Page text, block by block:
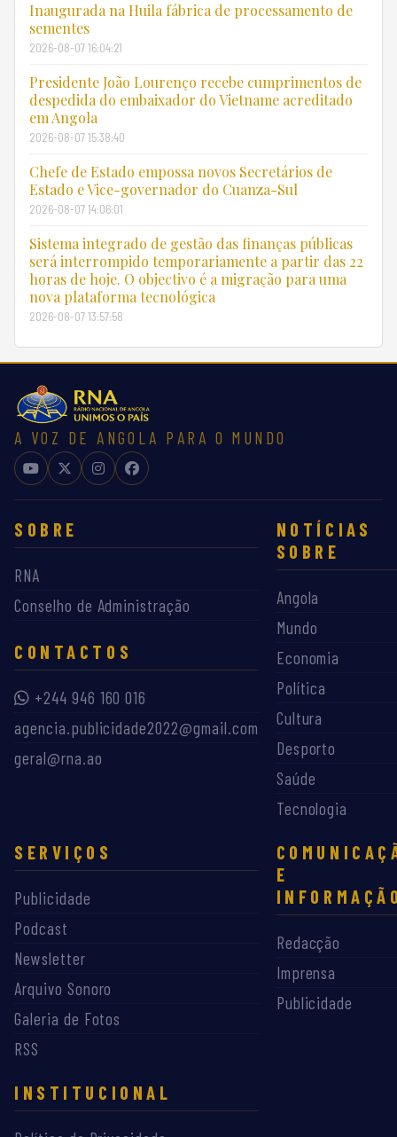
Inaugurada na Huila fábrica de processamento de
sementes
2026-08-07 16:04:21
Presidente João Lourenço recebe cumprimentos de
despedida do embaixador do Vietname acreditado
em Angola
2026-08-07 15:38:40
Chefe de Estado empossa novos Secretários de
Estado e Vice-governador do Cuanza-Sul
2026-08-07 14:06:01
Sistema integrado de gestão das finanças públicas
será interrompido temporariamente a partir das 22
horas de hoje. O objectivo é a migração para uma
nova plataforma tecnológica
2026-08-07 13:57:58
A VOZ DE ANGOLA PARA O MUNDO
SOBRE
RNA
Conselho de Administração
CONTACTOS
+244 946 160 016
agencia.publicidade2022@gmail.com
geral@rna.ao
NOTÍCIAS
SOBRE
Angola
Mundo
Economia
Política
Cultura
Desporto
Saúde
Tecnologia
SERVIÇOS
Publicidade
Podcast
Newsletter
Arquivo Sonoro
Galeria de Fotos
RSS
E
Redacção
Imprensa
Publicidade
INSTITUCIONAL